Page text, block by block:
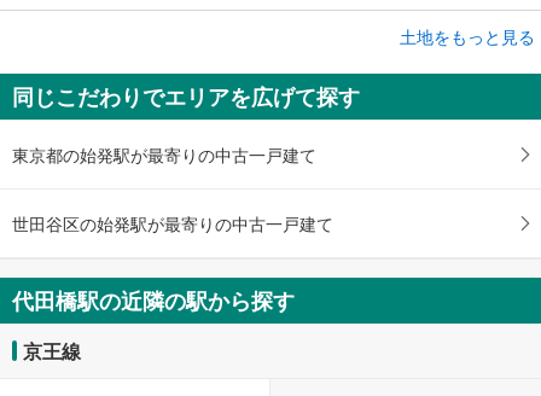
渋谷区笹塚2丁目
9,800万円
未定
建物面積 -
京王線 「代田橋」駅 徒歩12分
土地をもっと見る
同じこだわりでエリアを広げて探す
東京都の始発駅が最寄りの中古一戸建て
世田谷区の始発駅が最寄りの中古一戸建て
代田橋駅の近隣の駅から探す
京王線